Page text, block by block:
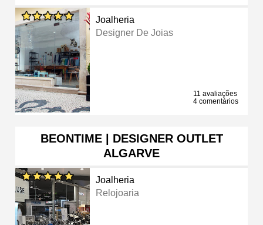
Joalheria
Designer De Joias
11 avaliações
4 comentários
BEONTIME | DESIGNER OUTLET
ALGARVE
Joalheria
Relojoaria